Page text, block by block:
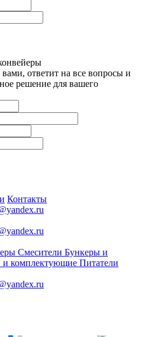
ответит на все вопросы и
решение для вашего
Контакты
Смесители Бункеры и
и комплектующие Питатели